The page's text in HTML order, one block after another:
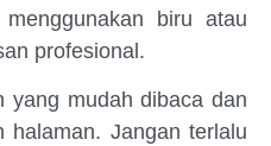
biru atau
profesional.
yang mudah dibaca dan
halaman. Jangan terlalu